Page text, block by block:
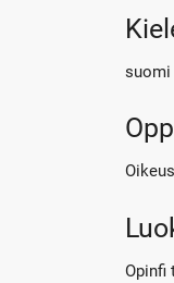
suomi
Opinfi